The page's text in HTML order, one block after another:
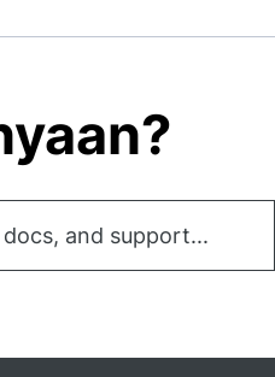
and support...